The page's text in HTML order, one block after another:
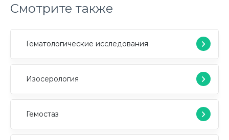
Смотрите также
Гематологические исследования
Изосерология
Гемостаз